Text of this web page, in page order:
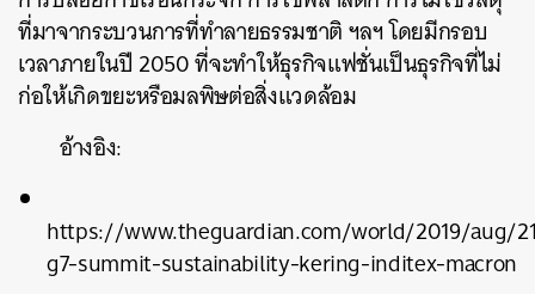
ที่มาจากระบวนการที่ทำลายธรรมชาติ ฯลฯ โดยมีกรอบ
เวลาภายในปี 2050 ที่จะทำให้ธุรกิจแฟชั่นเป็นธุรกิจที่ไม่
ก่อให้เกิดขยะหรือมลพิษต่อสิ่งแวดล้อม
อ้างอิง:
https://www.theguardian.com/world/2019/aug/
g7-summit-sustainability-kering-inditex-macron